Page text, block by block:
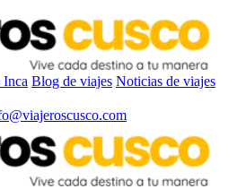
Blog de viajes Noticias de viajes